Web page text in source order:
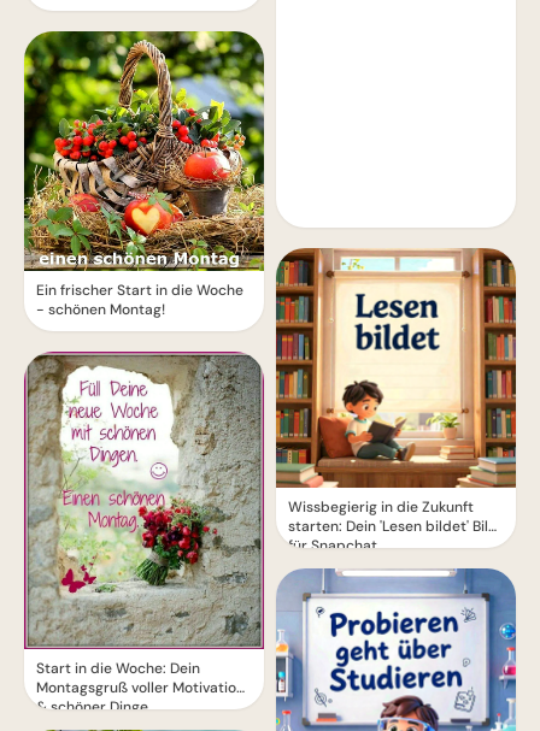
Ein frischer Start in die Woche
- schönen Montag!
Start in die Woche: Dein
Montagsgruß voller Motivation
& schöner Dinge
Wissbegierig in die Zukunft
starten: Dein 'Lesen bildet' Bild
für Snapchat